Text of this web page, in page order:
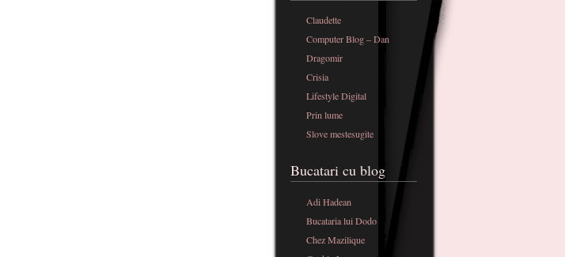
Claudette
Computer Blog – Dan
Dragomir
Crisia
Lifestyle Digital
Prin lume
Slove mestesugite
Bucatari cu blog
Adi Hadean
Bucataria lui Dodo
Chez Mazilique